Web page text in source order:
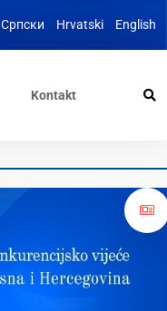
Српски Hrvatski English
Kontakt